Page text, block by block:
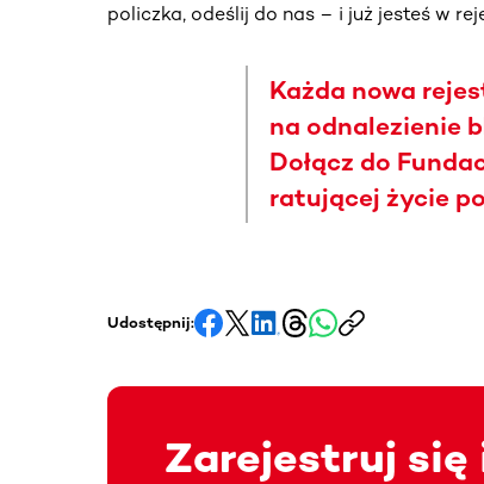
policzka, odeślij do nas – i już jesteś w
Każda nowa
na odnalezienie
Dołącz do
ratującej życie
Udostępnij:
Zarejestruj się